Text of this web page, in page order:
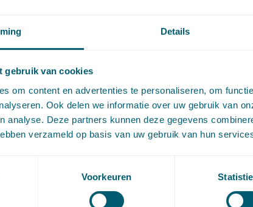
Details
gebruik van cookies
om content en advertenties te personaliseren, om
Ook delen we informatie over uw gebruik van
analyse. Deze partners kunnen deze gegevens
verzameld op basis van uw gebruik van hun
Voorkeuren